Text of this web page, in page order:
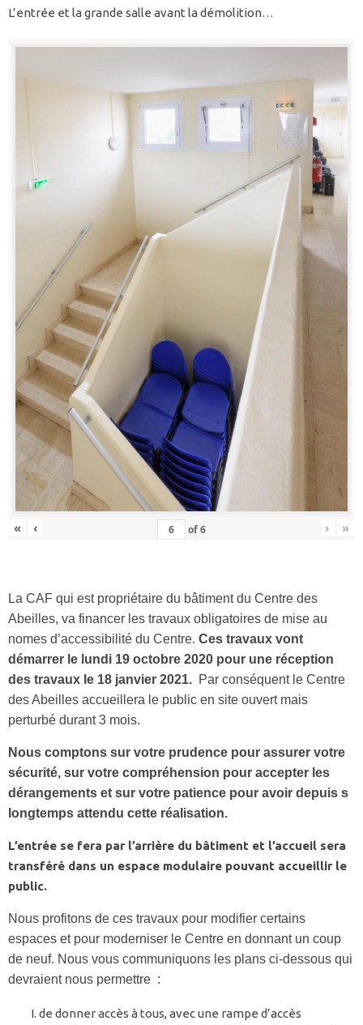
L’entrée et la grande salle avant la démolition…
« ‹ of6 › »
La CAF qui est propriétaire du bâtiment du Centre des
Abeilles, va financer les travaux obligatoires de mise au
nomes d’accessibilité du Centre. Ces travaux vont
démarrer le lundi 19 octobre 2020 pour une réception
des travaux le 18 janvier 2021. Par conséquent le Centre
des Abeilles accueillera le public en site ouvert mais
perturbé durant 3 mois.
Nous comptons sur votre prudence pour assurer votre
sécurité, sur votre compréhension pour accepter les
dérangements et sur votre patience pour avoir depuis s
longtemps attendu cette réalisation.
L’entrée se fera par l’arrière du bâtiment et l’accueil sera
transféré dans un espace modulaire pouvant accueillir le
public.
Nous profitons de ces travaux pour modifier certains
espaces et pour moderniser le Centre en donnant un coup
de neuf. Nous vous communiquons les plans ci-dessous qui
devraient nous permettre :
de donner accès à tous, avec une rampe d’accès